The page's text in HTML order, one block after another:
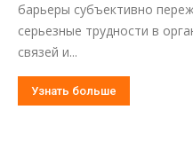
барьеры субъективно
серьезные трудности в
связей и...
Узнать больше